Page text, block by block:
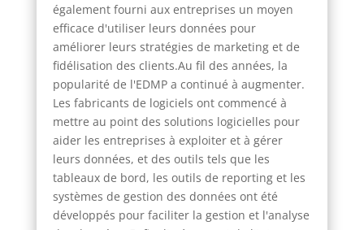
également fourni aux entreprises un moyen
efficace d'utiliser leurs données pour
améliorer leurs stratégies de marketing et de
fidélisation des clients.Au fil des années, la
popularité de l'EDMP a continué à augmenter.
Les fabricants de logiciels ont commencé à
mettre au point des solutions logicielles pour
aider les entreprises à exploiter et à gérer
leurs données, et des outils tels que les
tableaux de bord, les outils de reporting et les
systèmes de gestion des données ont été
développés pour faciliter la gestion et l'analyse